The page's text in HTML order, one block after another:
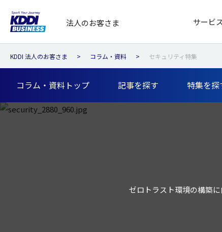
法人のお客さま サービス
KDDI 法人のお客さま コラム・資料 セキュリティ特集
コラム・資料トップ 記事を探す 特集を探
ゼロトラスト環境の構築